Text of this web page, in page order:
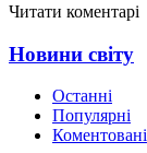
Читати коментарі
Новини світу
Останні
Популярні
Коментовані